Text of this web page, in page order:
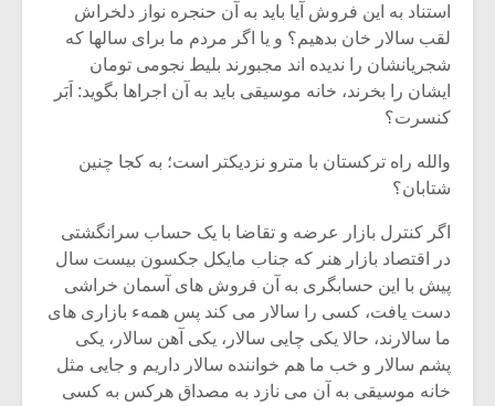
استناد به این فروش آیا باید به آن حنجره نواز دلخراش
لقب سالار خان بدهیم؟ و یا اگر مردم ما برای سالها که
شجریانشان را ندیده اند مجبورند بلیط نجومی تومان
ایشان را بخرند، خانه موسیقی باید به آن اجراها بگوید: اَبَر
کنسرت؟
والله راه ترکستان با مترو نزدیکتر است؛ به کجا چنین
شتابان؟
اگر کنترل بازار عرضه و تقاضا با یک حساب سرانگشتی
در اقتصاد بازار هنر که جناب مایکل جکسون بیست سال
پیش با این حسابگری به آن فروش های آسمان خراشی
دست یافت، کسی را سالار می کند پس همهء بازاری های
ما سالارند، حالا یکی چایی سالار، یکی آهن سالار، یکی
پشم سالار و خب ما هم خواننده سالار داریم و جایی مثل
خانه موسیقی به آن می نازد به مصداق هرکس به کسی